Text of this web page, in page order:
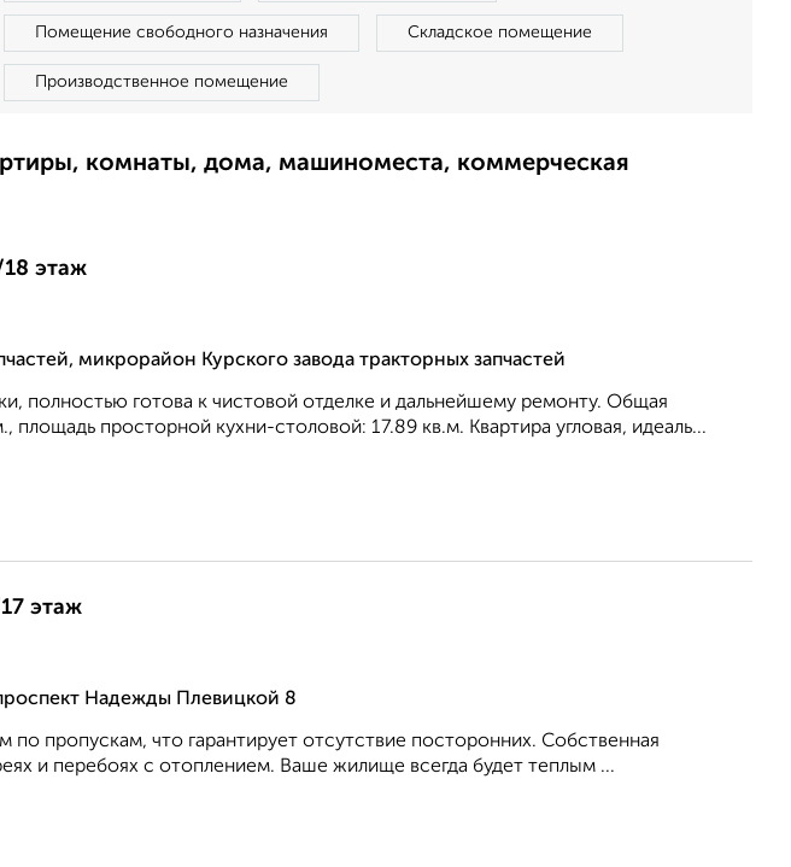
Помещение свободного назначения Складское помещение
Производственное помещение
комнаты, дома, машиноместа, коммерческая
18 этаж
микрорайон Курского завода тракторных запчастей
полностью готова к чистовой отделке и дальнейшему ремонту. Общая
площадь просторной кухни-столовой: 17.89 кв.м. Квартира угловая, идеаль...
этаж
Надежды Плевицкой 8
по пропускам, что гарантирует отсутствие посторонних. Собственная
и перебоях с отоплением. Ваше жилище всегда будет теплым ...